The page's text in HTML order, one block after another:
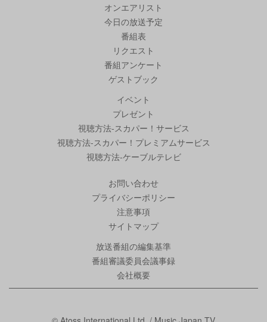
オンエアリスト
今日の放送予定
番組表
リクエスト
番組アンケート
ゲストブック
イベント
プレゼント
視聴方法-スカパー！サービス
視聴方法-スカパー！プレミアムサービス
視聴方法-ケーブルテレビ
お問い合わせ
プライバシーポリシー
注意事項
サイトマップ
放送番組の編集基準
番組審議委員会議事録
会社概要